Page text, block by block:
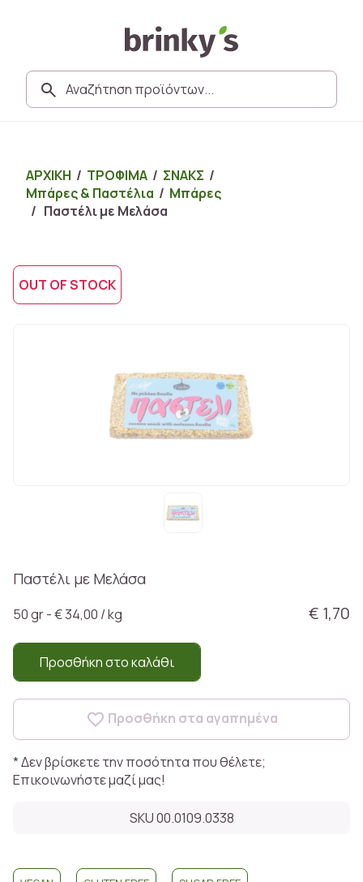
ΑΡΧΙΚΗ / ΤΡΟΦΙΜΑ / ΣΝΑΚΣ /
Μπάρες & Παστέλια / Μπάρες
/ Παστέλι με Μελάσα
OUT OF STOCK
Παστέλι με Μελάσα
€ 1,70
50 gr - € 34,00 / kg
Προσθήκη στο καλάθι
Προσθήκη στα αγαπημένα
* Δεν βρίσκετε την ποσότητα που θέλετε;
Επικοινωνήστε μαζί μας!
SKU 00.0109.0338